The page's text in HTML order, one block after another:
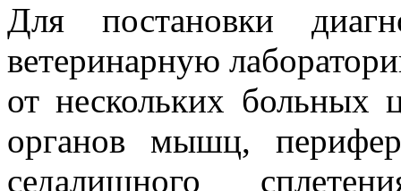
Для постановки
ветеринарную
от нескольких больных
органов мышц,
седалищного